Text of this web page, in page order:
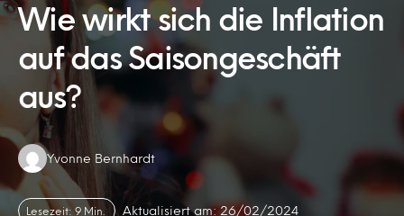
Wie wirkt sich die Inflation
auf das Saisongeschäft
aus?
Authors:
Yvonne Bernhardt
Lesezeit: 9 Min. Aktualisiert am: 26/02/2024